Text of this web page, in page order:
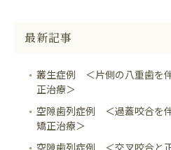
最新記事
叢生症例 ＜片側の八重歯を
正治療＞
空隙歯列症例 ＜過蓋咬合を
矯正治療＞